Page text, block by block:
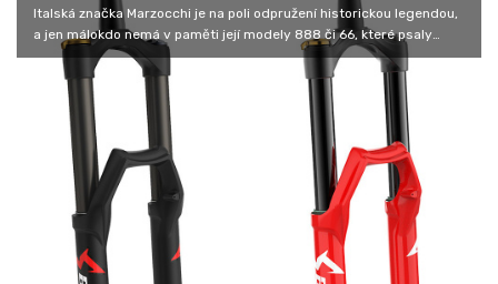
Italská značka Marzocchi je na poli odpružení historickou legendou,
a jen málokdo nemá v paměti její modely 888 či 66, které psaly
historii…